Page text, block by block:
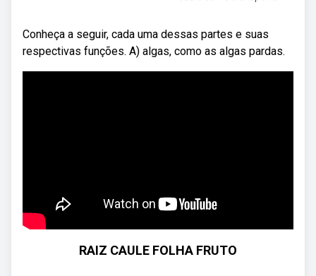
Conheça a seguir, cada uma dessas partes e suas
respectivas funções. A) algas, como as algas pardas.
RAIZ CAULE FOLHA FRUTO